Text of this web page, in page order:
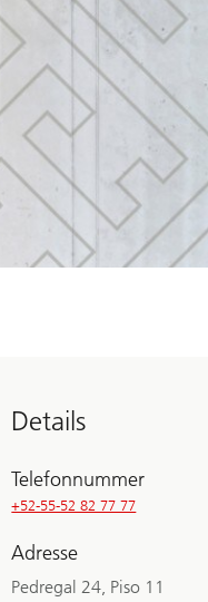
Details
Telefonnummer
+52-55-52 82 77 77
Adresse
Pedregal 24, Piso 11